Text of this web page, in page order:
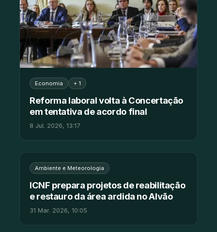
Economia + 1
Reforma laboral volta à Concertação
em tentativa de acordo final
8 Jul. 2026, 13:17
Ambiente e Meteorologia
ICNF prepara projetos de reabilitação
e restauro da área ardida no Alvão
31 Mar. 2026, 10:05